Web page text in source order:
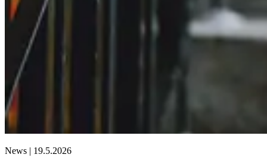
News | 19.5.2026